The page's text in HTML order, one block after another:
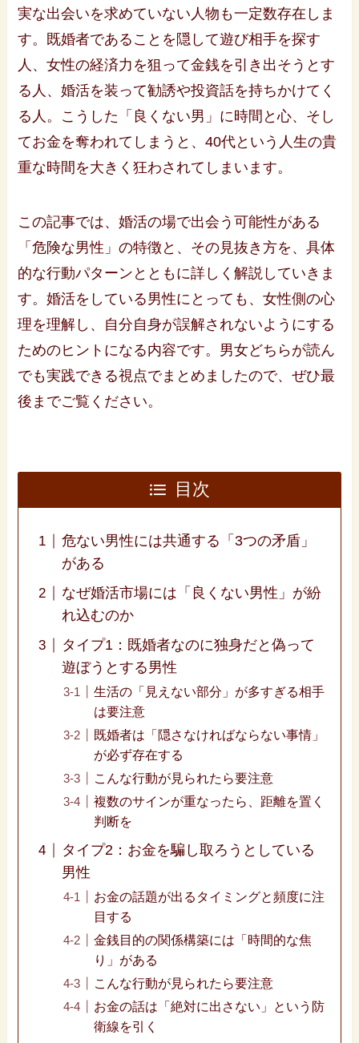
実な出会いを求めていない人物も一定数存在しま
す。既婚者であることを隠して遊び相手を探す
人、女性の経済力を狙って金銭を引き出そうとす
る人、婚活を装って勧誘や投資話を持ちかけてく
る人。こうした「良くない男」に時間と心、そし
てお金を奪われてしまうと、40代という人生の貴
重な時間を大きく狂わされてしまいます。
この記事では、婚活の場で出会う可能性がある
「危険な男性」の特徴と、その見抜き方を、具体
的な行動パターンとともに詳しく解説していきま
す。婚活をしている男性にとっても、女性側の心
理を理解し、自分自身が誤解されないようにする
ためのヒントになる内容です。男女どちらが読ん
でも実践できる視点でまとめましたので、ぜひ最
後までご覧ください。
目次
危ない男性には共通する「3つの矛盾」
がある
なぜ婚活市場には「良くない男性」が紛
れ込むのか
タイプ1：既婚者なのに独身だと偽って
遊ぼうとする男性
生活の「見えない部分」が多すぎる相手
は要注意
既婚者は「隠さなければならない事情」
が必ず存在する
こんな行動が見られたら要注意
複数のサインが重なったら、距離を置く
判断を
タイプ2：お金を騙し取ろうとしている
男性
お金の話題が出るタイミングと頻度に注
目する
金銭目的の関係構築には「時間的な焦
り」がある
こんな行動が見られたら要注意
お金の話は「絶対に出さない」という防
衛線を引く